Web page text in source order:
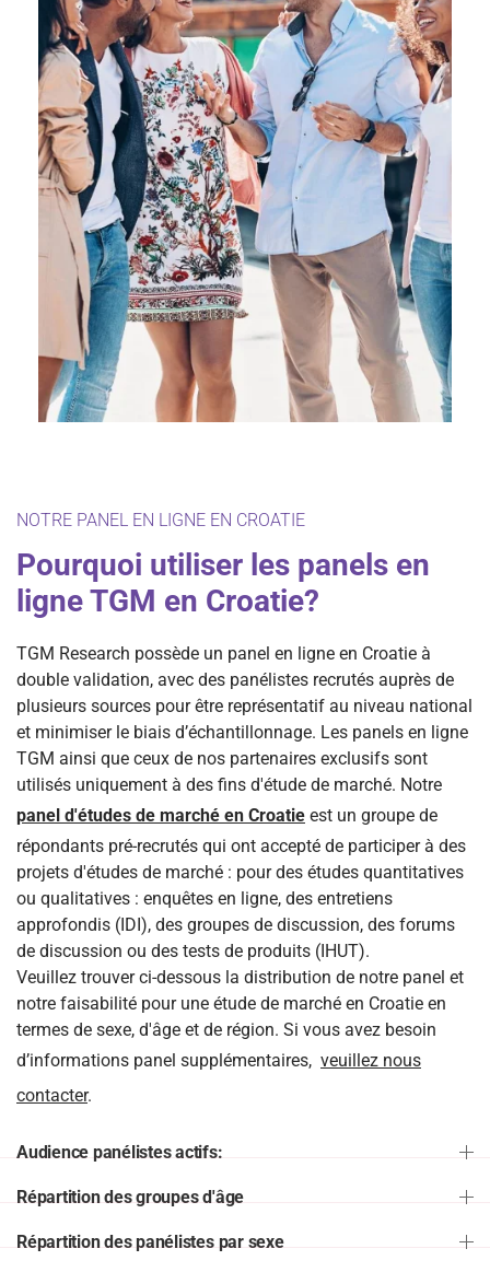
NOTRE PANEL EN LIGNE EN CROATIE
Pourquoi utiliser les panels en
ligne TGM en Croatie?
TGM Research possède un panel en ligne en Croatie à
double validation, avec des panélistes recrutés auprès de
plusieurs sources pour être représentatif au niveau national
et minimiser le biais d’échantillonnage. Les panels en ligne
TGM ainsi que ceux de nos partenaires exclusifs sont
utilisés uniquement à des fins d'étude de marché. Notre
panel d'études de marché en Croatie est un groupe de
répondants pré-recrutés qui ont accepté de participer à des
projets d'études de marché : pour des études quantitatives
ou qualitatives : enquêtes en ligne, des entretiens
approfondis (IDI), des groupes de discussion, des forums
de discussion ou des tests de produits (IHUT).
Veuillez trouver ci-dessous la distribution de notre panel et
notre faisabilité pour une étude de marché en Croatie en
termes de sexe, d'âge et de région. Si vous avez besoin
d’informations panel supplémentaires, veuillez nous
contacter.
Audience panélistes actifs:
Répartition des groupes d'âge
Répartition des panélistes par sexe